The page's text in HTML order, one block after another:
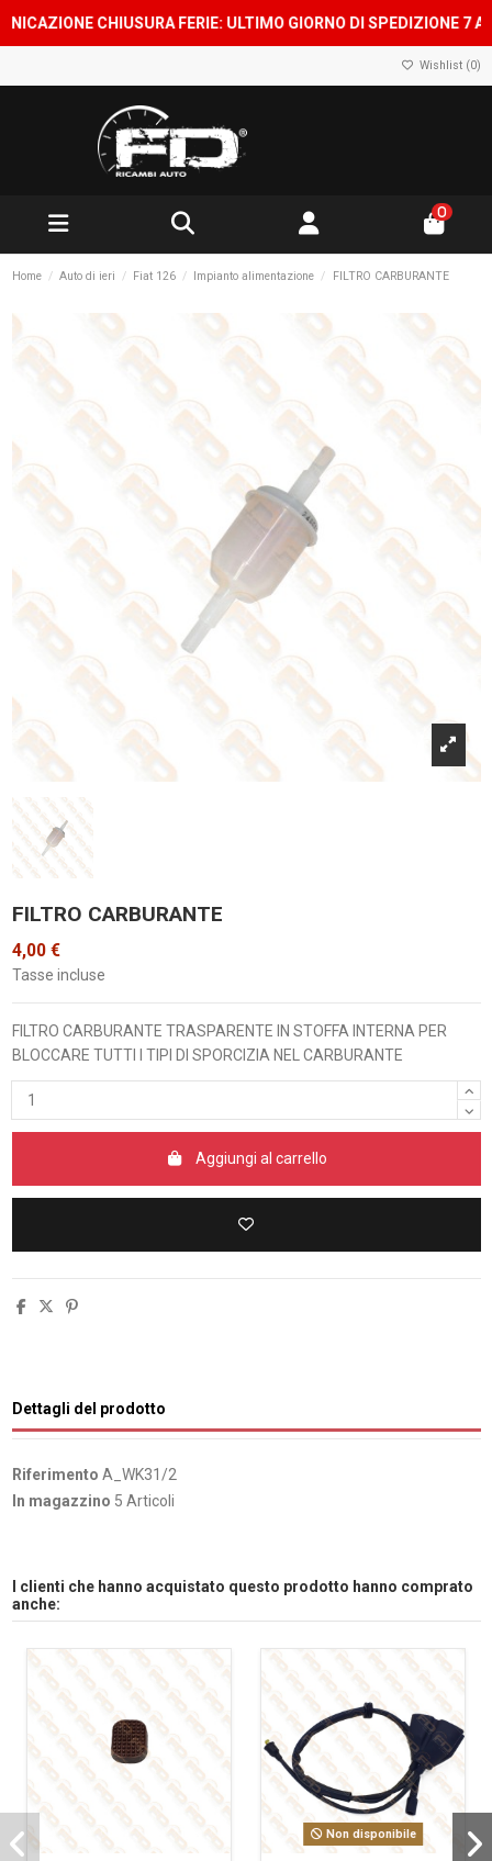
CHIUSURA FERIE: ULTIMO GIORNO DI SPEDIZIONE 7
Wishlist (0)
0
Home Auto di ieri Fiat 126 Impianto alimentazione FILTRO CARBURANTE
FILTRO CARBURANTE
4,00 €
Tasse incluse
FILTRO CARBURANTE TRASPARENTE IN STOFFA INTERNA PER
BLOCCARE TUTTI I TIPI DI SPORCIZIA NEL CARBURANTE
Aggiungi al carrello
Dettagli del prodotto
Riferimento A_WK31/2
In magazzino 5 Articoli
I clienti che hanno acquistato questo prodotto hanno comprato
anche:
Non disponibile